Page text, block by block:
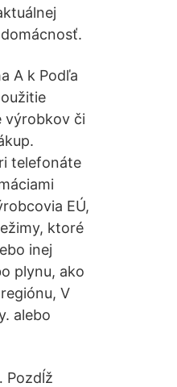
A k Podľa
výrobkov či
telefonáte
EÚ,
ktoré
inej
plynu, ako
V
alebo
Pozdĺž